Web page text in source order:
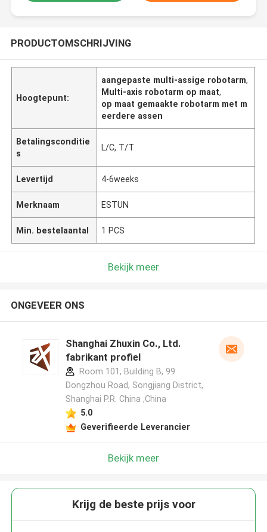
PRODUCTOMSCHRIJVING
Hoogtepunt:
aangepaste multi-assige robotarm,
Multi-axis robotarm op maat,
op maat gemaakte robotarm met m
eerdere assen
Betalingsconditie
s
L/C, T/T
Levertijd 4-6weeks
Merknaam ESTUN
Min. bestelaantal 1 PCS
Bekijk meer
ONGEVEER ONS
Shanghai Zhuxin Co., Ltd.
fabrikant profiel
Room 101, Building B, 99
Dongzhou Road, Songjiang District,
Shanghai P.R. China ,China
5.0
Geverifieerde Leverancier
Bekijk meer
Krijg de beste prijs voor